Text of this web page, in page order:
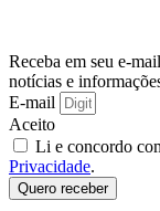
Receba em seu e-
notícias e
E-mail
Aceito
Li e concordo
Privacidade.
Quero receber